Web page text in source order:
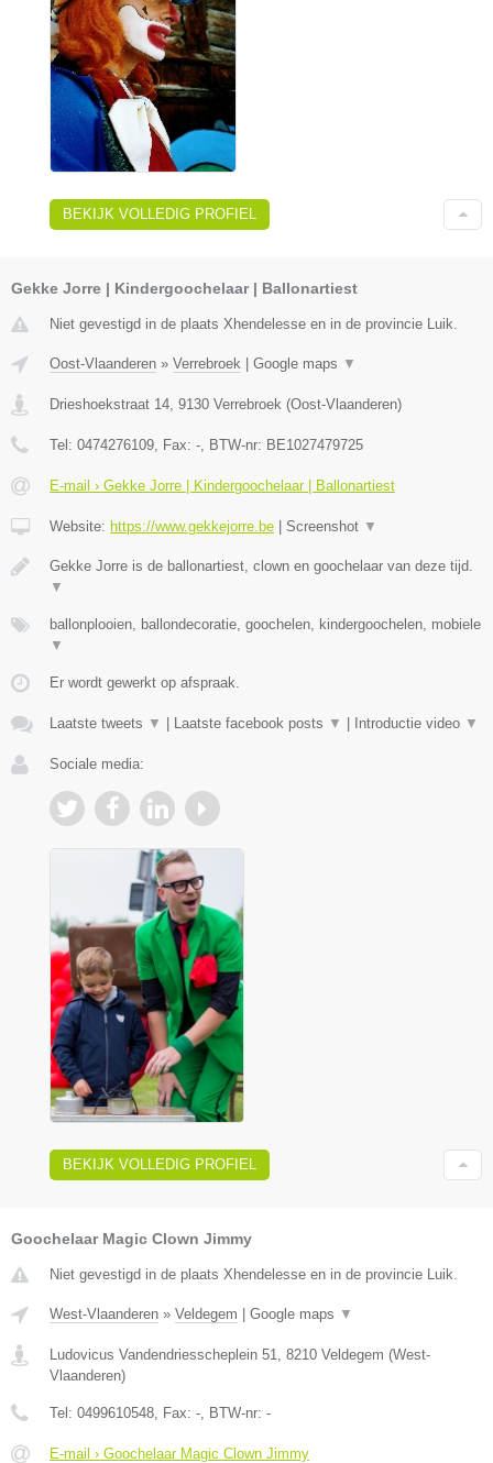
BEKIJK VOLLEDIG PROFIEL
Gekke Jorre | Kindergoochelaar | Ballonartiest
Niet gevestigd in de plaats Xhendelesse en in de provincie Luik.
Oost-Vlaanderen » Verrebroek Google maps ▼
Drieshoekstraat 14, 9130 Verrebroek (Oost-Vlaanderen)
Tel: 0474276109, Fax: -, BTW-nr: BE1027479725
E-mail › Gekke Jorre | Kindergoochelaar | Ballonartiest
Website: https://www.gekkejorre.be Screenshot ▼
Gekke Jorre is de ballonartiest, clown en goochelaar van deze tijd.
▼
ballonplooien, ballondecoratie, goochelen, kindergoochelen, mobiele
▼
Er wordt gewerkt op afspraak.
Laatste tweets ▼ Laatste facebook posts ▼ Introductie video ▼
Sociale media:
BEKIJK VOLLEDIG PROFIEL
Goochelaar Magic Clown Jimmy
Niet gevestigd in de plaats Xhendelesse en in de provincie Luik.
West-Vlaanderen » Veldegem | Google maps ▼
Ludovicus Vandendriesscheplein 51 8210 Veldegem (West-
Vlaanderen)
Tel: 0499610548 , Fax: - , BTW-nr: -
E-mail › Goochelaar Magic Clown Jimmy